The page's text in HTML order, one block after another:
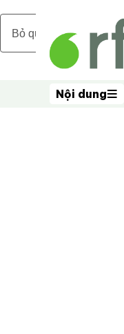
Bỏ qua nội dung chính
Nội dung
Nội dung